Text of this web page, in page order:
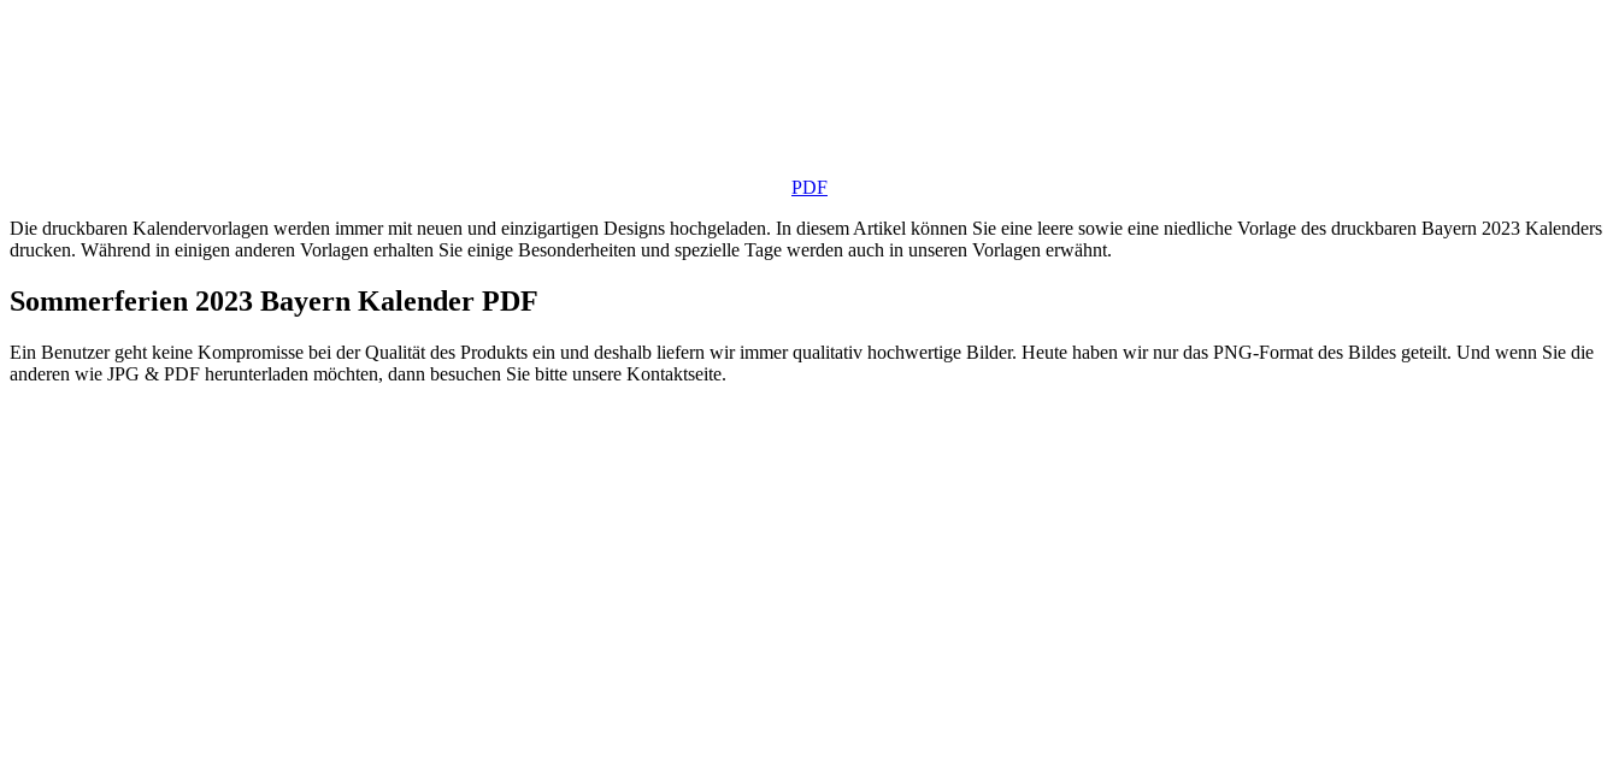
PDF
Die druckbaren Kalendervorlagen werden immer mit neuen und einzigartigen Designs hochgeladen. In diesem Artikel können Sie eine leere sowie eine niedliche Vorlage des druckbaren Bayern 2023 Kalenders
drucken. Während in einigen anderen Vorlagen erhalten Sie einige Besonderheiten und spezielle Tage werden auch in unseren Vorlagen erwähnt.
Sommerferien 2023 Bayern Kalender PDF
Ein Benutzer geht keine Kompromisse bei der Qualität des Produkts ein und deshalb liefern wir immer qualitativ hochwertige Bilder. Heute haben wir nur das PNG-Format des Bildes geteilt. Und wenn Sie die
anderen wie JPG & PDF herunterladen möchten, dann besuchen Sie bitte unsere Kontaktseite.